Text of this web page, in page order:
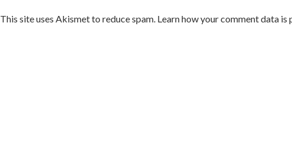
This site uses Akismet to reduce spam. Learn how your comment data is